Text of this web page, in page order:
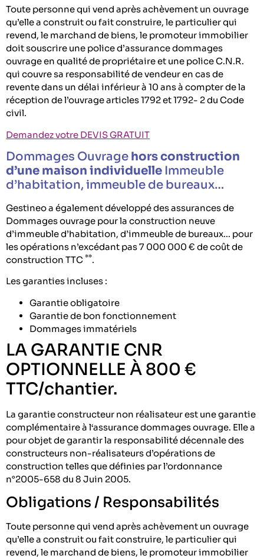
Toute personne qui vend après achèvement un ouvrage
qu’elle a construit ou fait construire, le particulier qui
revend, le marchand de biens, le promoteur immobilier
doit souscrire une police d’assurance dommages
ouvrage en qualité de propriétaire et une police C.N.R.
qui couvre sa responsabilité de vendeur en cas de
revente dans un délai inférieur à 10 ans à compter de la
réception de l’ouvrage articles 1792 et 1792- 2 du Code
civil.
Demandez votre DEVIS GRATUIT
Dommages Ouvrage hors construction
d’une maison individuelle Immeuble
d’habitation, immeuble de bureaux…
Gestineo a également développé des assurances de
Dommages ouvrage pour la construction neuve
d’immeuble d’habitation, d’immeuble de bureaux… pour
les opérations n’excédant pas 7 000 000 € de coût de
construction TTC **.
Les garanties incluses :
Garantie obligatoire
Garantie de bon fonctionnement
Dommages immatériels
LA GARANTIE CNR
OPTIONNELLE À 800 €
TTC/chantier.
La garantie constructeur non réalisateur est une garantie
complémentaire à l‘assurance dommages ouvrage. Elle a
pour objet de garantir la responsabilité décennale des
constructeurs non-réalisateurs d’opérations de
construction telles que définies par l’ordonnance
n°2005-658 du 8 Juin 2005.
Obligations / Responsabilités
Toute personne qui vend après achèvement un ouvrage
qu’elle a construit ou fait construire, le particulier qui
revend, le marchand de biens, le promoteur immobilier